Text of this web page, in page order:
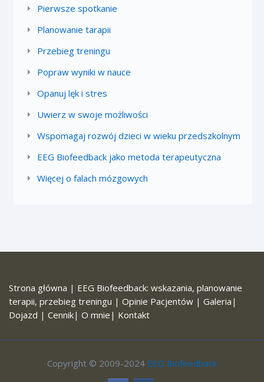
Pierwsze spotkanie
Planowanie tarapii
Przebieg treningu
Popraw wyniki w nauce
Opanuj lęk i stres
Uwierz w swoje możliwości
Wspomagaj rozwój dzieci w wieku przedszkolnym
EEG Biofeedback jako metoda terapeutyczna
Więcej o falach mózgowych
Strona główna | EEG Biofeedback: wskazania, planowanie
terapii, przebieg treningu | Opinie Pacjentów | Galeria |
Dojazd | Cennik| O mnie | Kontakt
Copyright © 2009-2024 EEG Biofeedback